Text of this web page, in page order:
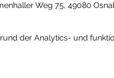
Weg 75, 49080
der Analytics- und